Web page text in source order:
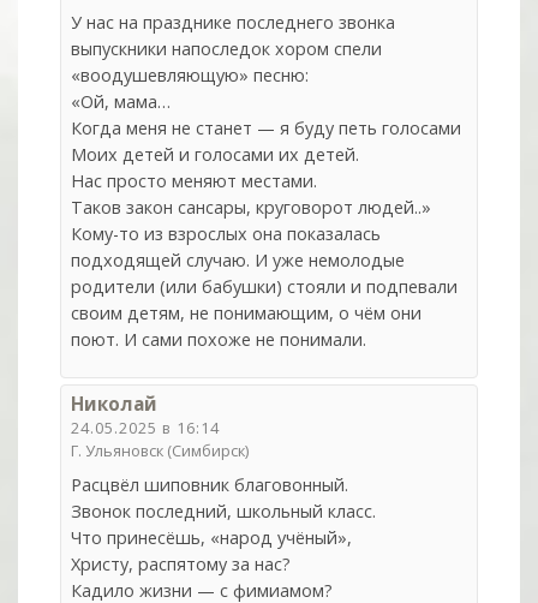
У нас на празднике последнего звонка
выпускники напоследок хором спели
«воодушевляющую» песню:
«Ой, мама…
Когда меня не станет — я буду петь голосами
Моих детей и голосами их детей.
Нас просто меняют местами.
Таков закон сансары, круговорот людей..»
Кому-то из взрослых она показалась
подходящей случаю. И уже немолодые
родители (или бабушки) стояли и подпевали
своим детям, не понимающим, о чём они
поют. И сами похоже не понимали.
Николай
24.05.2025 в 16:14
Г. Ульяновск (Симбирск)
Расцвёл шиповник благовонный.
Звонок последний, школьный класс.
Что принесёшь, «народ учёный»,
Христу, распятому за нас?
Кадило жизни — с фимиамом?